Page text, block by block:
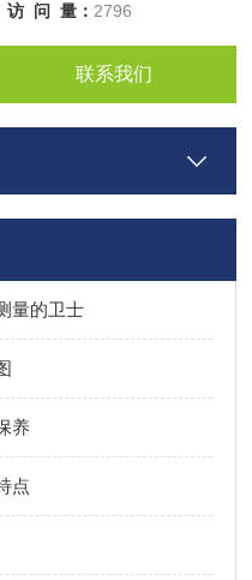
访 问 量： 2796
联系我们
量的卫士
养
点